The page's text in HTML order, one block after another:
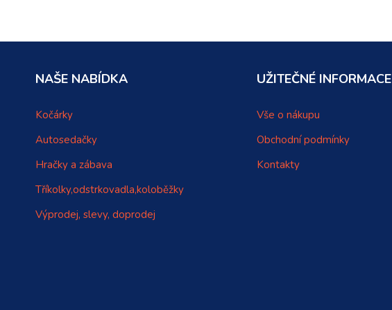
NAŠE NABÍDKA
Kočárky
Autosedačky
Hračky a zábava
Tříkolky,odstrkovadla,koloběžky
Výprodej, slevy, doprodej
UŽITEČNÉ INFORMACE
Vše o nákupu
Obchodní podmínky
Kontakty